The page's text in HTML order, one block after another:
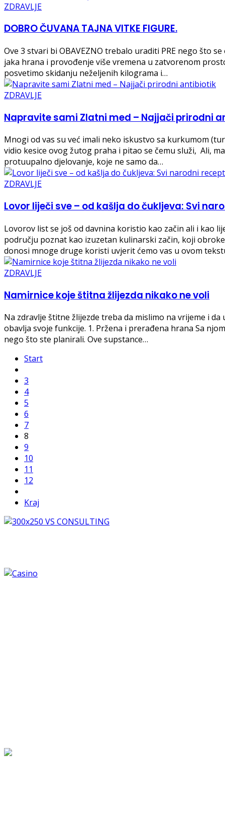
ZDRAVLJE
DOBRO ČUVANA TAJNA VITKE FIGURE.
Ove 3 stvari bi OBAVEZNO trebalo uraditi PRE nego što
jaka hrana i provođenje više vremena u zatvorenom
posvetimo skidanju neželjenih kilograma i…
ZDRAVLJE
Napravite sami Zlatni med – Najjači prirodni
Mnogi od vas su već imali neko iskustvo sa kurkumom
vidio kesice ovog žutog praha i pitao se čemu služi, Ali,
protuupalno djelovanje, koje ne samo da…
ZDRAVLJE
Lovor liječi sve – od kašlja do čukljeva: Svi
Lovorov list se još od davnina koristio kao začin ali i kao
području poznat kao izuzetan kulinarski začin, koji
donosi mnoge druge koristi uvjerit ćemo vas u ovom
ZDRAVLJE
Namirnice koje štitna žlijezda nikako ne voli
Na zdravlje štitne žlijezde treba da mislimo na vrijeme i
obavlja svoje funkcije. 1. Pržena i prerađena hrana Sa
nego što ste planirali. Ove supstance…
Start
3
4
5
6
7
8
9
10
11
12
Kraj